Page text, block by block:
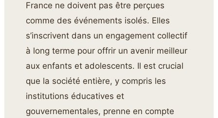
France ne doivent pas être perçues
comme des événements isolés. Elles
s’inscrivent dans un engagement collectif
à long terme pour offrir un avenir meilleur
aux enfants et adolescents. Il est crucial
que la société entière, y compris les
institutions éducatives et
gouvernementales, prenne en compte